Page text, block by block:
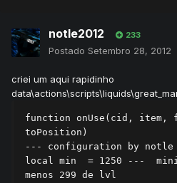
notle2012 233
Postado Setembro 28, 2012
criei um aqui rapidinho
function onUse(cid, item,
toPosition)
--- configuration by notle
local min  = 1250 ---
menos 299 de lvl